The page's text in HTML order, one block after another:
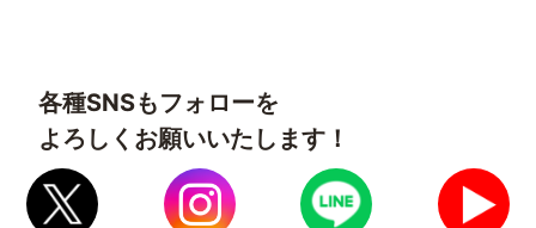
各種SNSもフォローを
よろしくお願いいたします！